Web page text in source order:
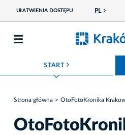
UŁATWIENIA DOSTĘPU PL
START ROZWIŃ MENU
Strona główna OtoFotoKronika